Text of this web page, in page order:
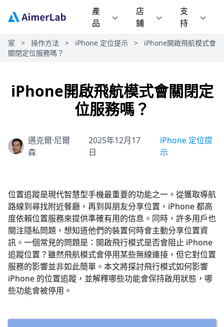
產
品
店
鋪
支
持
家 > 操作方法 > iPhone 定位提示 >
iPhone開啟飛航模式會
關閉定位服務嗎？
iPhone開啟飛航模式會關閉定
位服務嗎？
邁克爾·尼爾
森
2025年12月17
日
iPhone 定位提
示
位置追蹤是現代智慧型手機最重要的功能之一。從獲取導航
路線到尋找附近餐廳，再到與朋友分享位置，iPhone 都高
度依賴位置服務來提供準確有用的信息。同時，許多用戶也
關注隱私問題，想知道他們的裝置何時會主動分享位置資
訊。一個常見的問題是：開啟飛行模式是否會阻止 iPhone
追蹤位置？雖然飛航模式會停用某些無線連接，但它對位置
服務的影響並非如此簡單。本文將探討飛行模式如何影響
iPhone 的位置追蹤，並解釋哪些功能會保持啟用狀態，哪
些功能會被停用。